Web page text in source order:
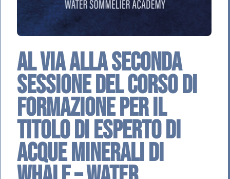
Al via alla seconda
sessione del Corso di
Formazione per il
Titolo di Esperto di
Acque Minerali di